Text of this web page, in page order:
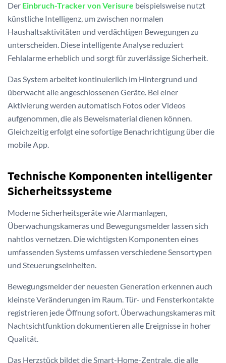
Der Einbruch-Tracker von Verisure beispielsweise nutzt
künstliche Intelligenz, um zwischen normalen
Haushaltsaktivitäten und verdächtigen Bewegungen zu
unterscheiden. Diese intelligente Analyse reduziert
Fehlalarme erheblich und sorgt für zuverlässige Sicherheit.
Das System arbeitet kontinuierlich im Hintergrund und
überwacht alle angeschlossenen Geräte. Bei einer
Aktivierung werden automatisch Fotos oder Videos
aufgenommen, die als Beweismaterial dienen können.
Gleichzeitig erfolgt eine sofortige Benachrichtigung über die
mobile App.
Technische Komponenten intelligenter
Sicherheitssysteme
Moderne Sicherheitsgeräte wie Alarmanlagen,
Überwachungskameras und Bewegungsmelder lassen sich
nahtlos vernetzen. Die wichtigsten Komponenten eines
umfassenden Systems umfassen verschiedene Sensortypen
und Steuerungseinheiten.
Bewegungsmelder der neuesten Generation erkennen auch
kleinste Veränderungen im Raum. Tür- und Fensterkontakte
registrieren jede Öffnung sofort. Überwachungskameras mit
Nachtsichtfunktion dokumentieren alle Ereignisse in hoher
Qualität.
Das Herzstück bildet die Smart-Home-Zentrale, die alle